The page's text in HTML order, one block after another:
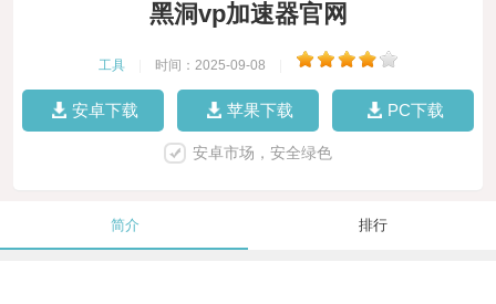
黑洞vp加速器官网
工具 时间：2025-09-08
安卓下载 苹果下载 PC下载
安卓市场，安全绿色
简介 排行